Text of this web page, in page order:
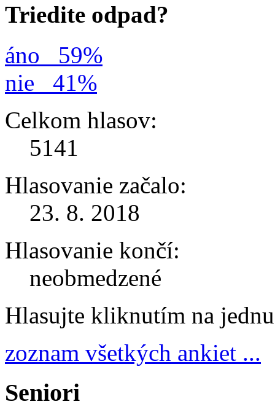
Triedite odpad?
áno
59%
nie
41%
Celkom hlasov:
5141
Hlasovanie začalo:
23. 8. 2018
Hlasovanie končí:
neobmedzené
Hlasujte kliknutím na
zoznam všetkých ankiet ...
Seniori